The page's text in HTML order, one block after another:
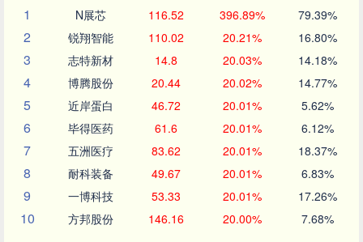
1
N展芯 116.52 396.89% 79.39%
2 锐翔智能 110.02 20.21% 16.80%
3 志特新材 14.8 20.03% 14.18%
4 博腾股份 20.44 20.02% 14.77%
5 近岸蛋白 46.72 20.01% 5.62%
6 毕得医药 61.6 20.01% 6.12%
7 五洲医疗 83.62 20.01% 18.37%
8 耐科装备 49.67 20.01% 6.83%
9 一博科技 53.33 20.01% 17.26%
10 方邦股份 146.16 20.00% 7.68%